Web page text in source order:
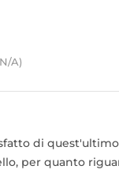
A)
di
per quanto